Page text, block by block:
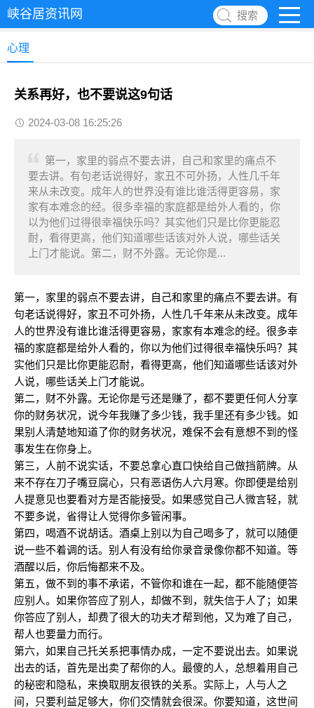
峡谷居资讯网 搜索
心理
关系再好，也不要说这9句话
2024-03-08 16:25:26
第一，家里的弱点不要去讲，自己和家里的痛点不
要去讲。有句老话说得好，家丑不可外扬，人性几千年
来从未改变。成年人的世界没有谁比谁活得更容易，家
家有本难念的经。很多幸福的家庭都是给外人看的，你
以为他们过得很幸福快乐吗？其实他们只是比你更能忍
耐，看得更高，他们知道哪些话该对外人说，哪些话关
上门才能说。第二，财不外露。无论你是...
第一，家里的弱点不要去讲，自己和家里的痛点不要去讲。有
句老话说得好，家丑不可外扬，人性几千年来从未改变。成年
人的世界没有谁比谁活得更容易，家家有本难念的经。很多幸
福的家庭都是给外人看的，你以为他们过得很幸福快乐吗？其
实他们只是比你更能忍耐，看得更高，他们知道哪些话该对外
人说，哪些话关上门才能说。
第二，财不外露。无论你是亏还是赚了，都不要更任何人分享
你的财务状况，说今年我赚了多少钱，我手里还有多少钱。如
果别人清楚地知道了你的财务状况，难保不会有意想不到的怪
事发生在你身上。
第三，人前不说实话，不要总拿心直口快给自己做挡箭牌。从
来不存在刀子嘴豆腐心，只有恶语伤人六月寒。你即便是给别
人提意见也要看对方是否能接受。如果感觉自己人微言轻，就
不要多说，省得让人觉得你多管闲事。
第四，喝酒不说胡话。酒桌上别以为自己喝多了，就可以随便
说一些不着调的话。别人有没有给你录音录像你都不知道。等
酒醒以后，你后悔都来不及。
第五，做不到的事不承诺，不管你和谁在一起，都不能随便答
应别人。如果你答应了别人，却做不到，就失信于人了；如果
你答应了别人，却费了很大的功夫才帮到他，又为难了自己，
帮人也要量力而行。
第六，如果自己托关系把事情办成，一定不要说出去。如果说
出去的话，首先是出卖了帮你的人。最傻的人，总想着用自己
的秘密和隐私，来换取朋友很铁的关系。实际上，人与人之
间，只要利益足够大，你们交情就会很深。你要知道，这世间